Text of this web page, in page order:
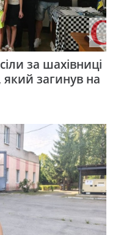
за шахівниці
який загинув на